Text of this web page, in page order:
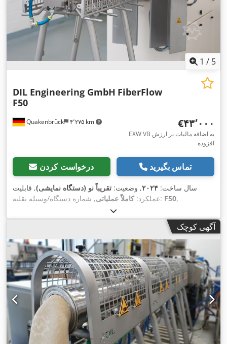
1 / 5
Quakenbrück ۴٬۲۷۵ km
DIL Engineering GmbH FiberFlow
F50
‎€۴۳٬۰۰۰
EXW VB به اضافه مالیات بر ارزش
افزوده
درخواست کردن تماس بگیرید
سال ساخت: ۲۰۲۴, وضعیت: تقریباً نو (دستگاه نمایشی), قابلیت
عملکرد:کاملاً عملیاتی , شماره دستگاه/وسیله نقلیه: F50,
آگهی کوچک